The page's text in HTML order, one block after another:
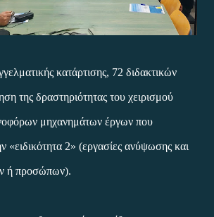
κατάρτισης, 72 διδακτικών
της δραστηριότητας του χειρισμού
μηχανημάτων έργων που
«ειδικότητα 2» (εργασίες ανύψωσης και
ή προσώπων).